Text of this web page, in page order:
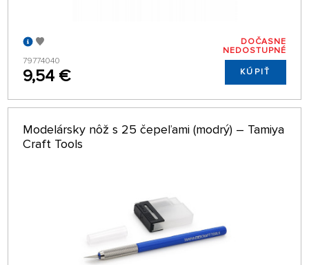
79774040
9,54 €
DOČASNE
NEDOSTUPNÉ
KÚPIŤ
Modelársky nôž s 25 čepeľami (modrý) – Tamiya
Craft Tools